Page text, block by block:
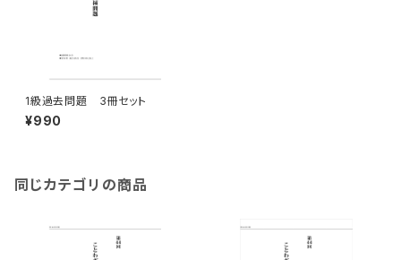
1級過去問題 3冊セット
¥990
同じカテゴリの商品